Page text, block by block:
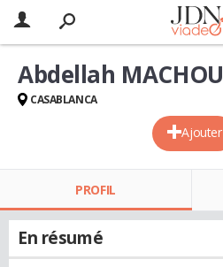
Ajouter
Abdellah MACHOU
CASABLANCA
PROFIL
En résumé